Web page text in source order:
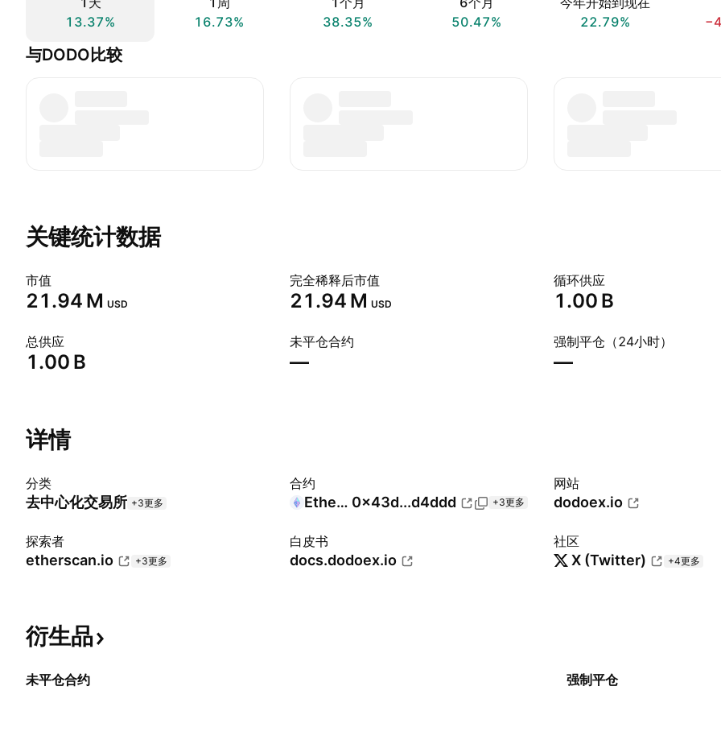
13.37%
16.73%
38.35%
50.47%
22.79%
与DODO比较
关键统计数据
市值
‪21.94 M‬ USD
完全稀释后市值
‪21.94 M‬ USD
循环供应
‪1.00 B‬
总供应
‪1.00 B‬
未平仓合约
—
强制平仓（24小时）
—
详情
分类
去中心化交易所 +3更多
合约
Ethereum 0x43d...d4ddd +3更多
网站
dodoex.io
探索者
etherscan.io +3更多
白皮书
docs.dodoex.io
社区
X (Twitter) +4更多
衍生品
未平仓合约 强制平仓